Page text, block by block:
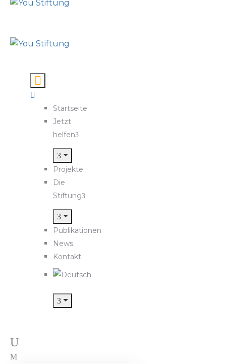
Startseite
Jetzt
helfen
Projekte
Die
Stiftung
Publikationen
News
Kontakt